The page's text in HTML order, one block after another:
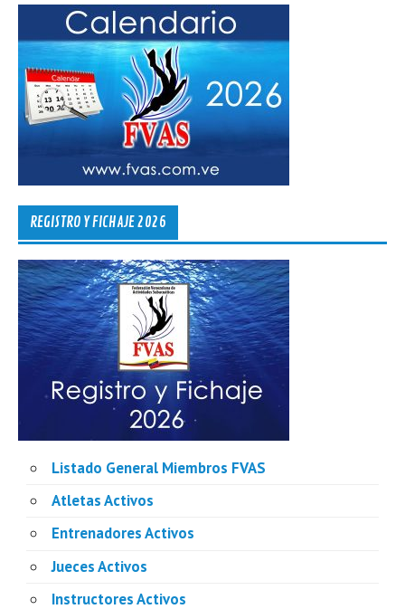
REGISTRO Y FICHAJE 2026
Listado General Miembros FVAS
Atletas Activos
Entrenadores Activos
Jueces Activos
Instructores Activos